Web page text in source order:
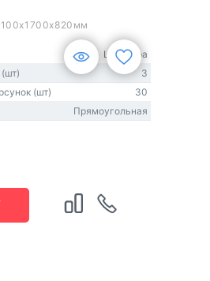
Lovia Spa
3
(шт)
30
Прямоугольная